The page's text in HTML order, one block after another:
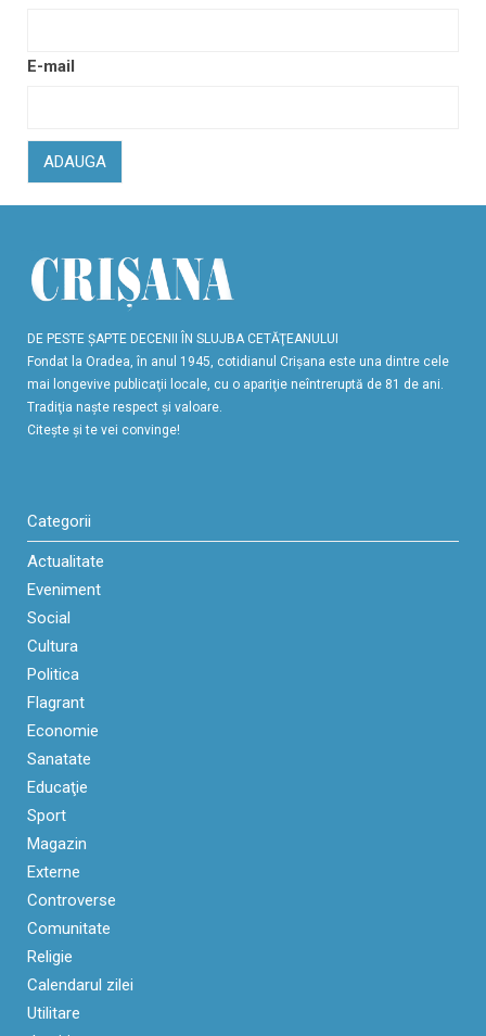
E-mail
ADAUGA
DE PESTE ŞAPTE DECENII ÎN SLUJBA CETĂŢEANULUI
Fondat la Oradea, în anul 1945, cotidianul Crişana este una dintre cele
mai longevive publicaţii locale, cu o apariţie neîntreruptă de 81 de ani.
Tradiţia naşte respect şi valoare.
Citeşte şi te vei convinge!
Categorii
Actualitate
Eveniment
Social
Cultura
Politica
Flagrant
Economie
Sanatate
Educaţie
Sport
Magazin
Externe
Controverse
Comunitate
Religie
Calendarul zilei
Utilitare